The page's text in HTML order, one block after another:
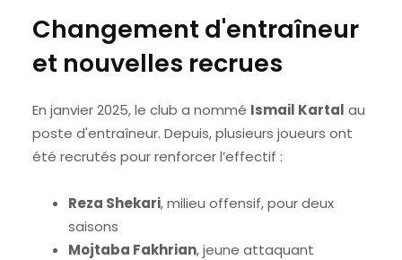
Changement d'entraîneur
et nouvelles recrues
En janvier 2025, le club a nommé Ismail Kartal au
poste d'entraîneur. Depuis, plusieurs joueurs ont
été recrutés pour renforcer l’effectif :
Reza Shekari, milieu offensif, pour deux
saisons
Mojtaba Fakhrian, jeune attaquant